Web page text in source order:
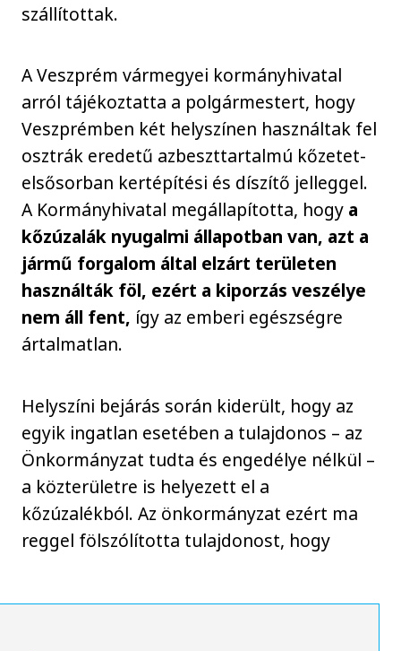
szállítottak.
A Veszprém vármegyei kormányhivatal
arról tájékoztatta a polgármestert, hogy
Veszprémben két helyszínen használtak fel
osztrák eredetű azbeszttartalmú kőzetet-
elsősorban kertépítési és díszítő jelleggel.
A Kormányhivatal megállapította, hogy a
kőzúzalák nyugalmi állapotban van, azt a
jármű forgalom által elzárt területen
használták föl, ezért a kiporzás veszélye
nem áll fent, így az emberi egészségre
ártalmatlan.
Helyszíni bejárás során kiderült, hogy az
egyik ingatlan esetében a tulajdonos – az
Önkormányzat tudta és engedélye nélkül –
a közterületre is helyezett el a
kőzúzalékból. Az önkormányzat ezért ma
reggel fölszólította tulajdonost, hogy